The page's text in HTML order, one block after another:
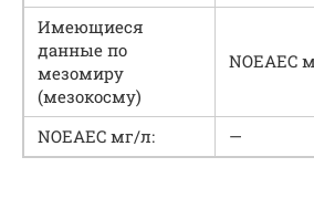
Имеющиеся
данные по
мезомиру
(мезокосму)
NOEAEC
NOEAEC мг/л: —